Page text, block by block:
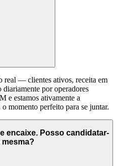
real — clientes ativos, receita em
por operadores
e estamos ativamente a
momento perfeito para se juntar.
encaixe. Posso candidatar-
mesma?